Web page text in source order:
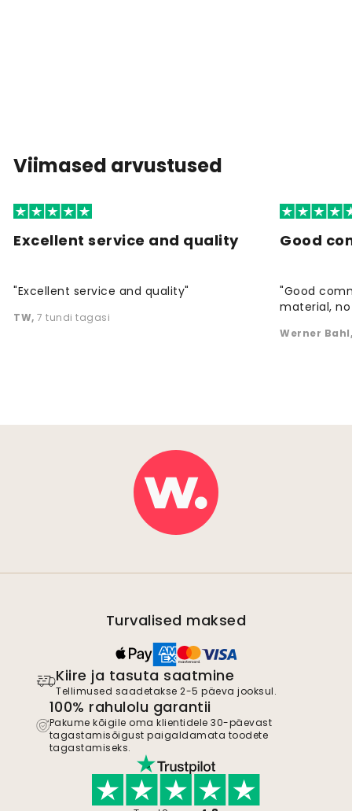
Viimased arvustused
Excellent service and quality
"Excellent service and quality"
TW, 7 tundi tagasi
Good
"Good
material,
Werner Bahl
Turvalised maksed
Kiire ja tasuta saatmine
Tellimused saadetakse 2-5 päeva jooksul.
100% rahulolu garantii
Pakume kõigile oma klientidele 30-päevast
tagastamisõigust paigaldamata toodete
tagastamiseks.